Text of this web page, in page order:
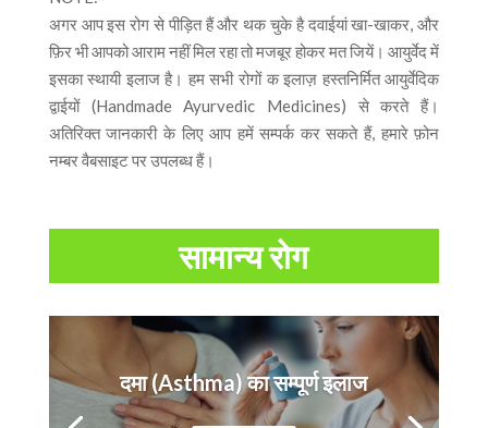
अगर आप इस रोग से पीड़ित हैं और थक चुके है दवाईयां खा-खाकर, और
फ़िर भी आपको आराम नहीं मिल रहा तो मजबूर होकर मत जियें। आयुर्वेद में
इसका स्थायी इलाज है। हम सभी रोगों क इलाज़ हस्तनिर्मित आयुर्वेदिक
द्वाईयों (Handmade Ayurvedic Medicines) से करते हैं।
अतिरिक्त जानकारी के लिए आप हमें सम्पर्क कर सकते हैं, हमारे फ़ोन
नम्बर वैबसाइट पर उपलब्ध हैं।
सामान्य रोग
दमा (Asthma) का सम्पूर्ण इलाज